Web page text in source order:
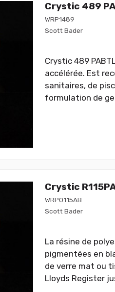
Crystic 489
WRP1489
Scott Bader
Crystic 489
accélérée. Est
sanitaires, de
formulation de
Crystic
WRP0115AB
Scott Bader
La résine de
pigmentées en
de verre mat ou
Lloyds Register